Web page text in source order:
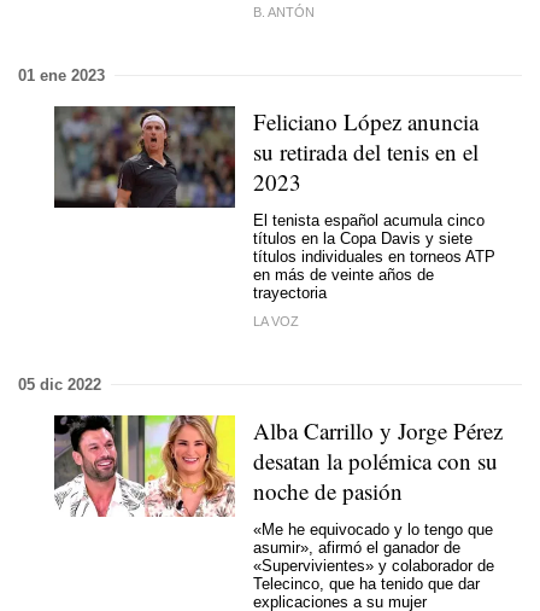
B. ANTÓN
01 ene 2023
Feliciano López anuncia
su retirada del tenis en el
2023
El tenista español acumula cinco
títulos en la Copa Davis y siete
títulos individuales en torneos ATP
en más de veinte años de
trayectoria
LA VOZ
05 dic 2022
Alba Carrillo y Jorge Pérez
desatan la polémica con su
noche de pasión
«Me he equivocado y lo tengo que
asumir», afirmó el ganador de
«Supervivientes» y colaborador de
Telecinco, que ha tenido que dar
explicaciones a su mujer